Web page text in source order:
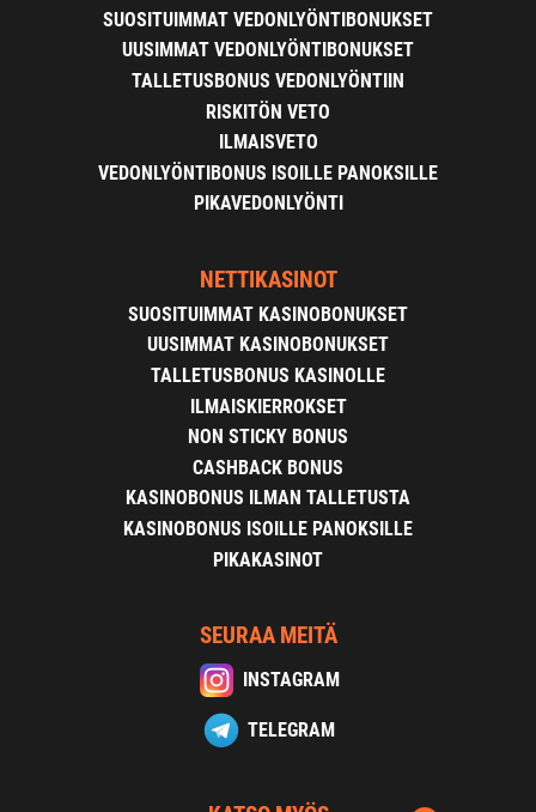
SUOSITUIMMAT VEDONLYÖNTIBONUKSET
UUSIMMAT VEDONLYÖNTIBONUKSET
TALLETUSBONUS VEDONLYÖNTIIN
RISKITÖN VETO
ILMAISVETO
VEDONLYÖNTIBONUS ISOILLE PANOKSILLE
PIKAVEDONLYÖNTI
NETTIKASINOT
SUOSITUIMMAT KASINOBONUKSET
UUSIMMAT KASINOBONUKSET
TALLETUSBONUS KASINOLLE
ILMAISKIERROKSET
NON STICKY BONUS
CASHBACK BONUS
KASINOBONUS ILMAN TALLETUSTA
KASINOBONUS ISOILLE PANOKSILLE
PIKAKASINOT
SEURAA MEITÄ
INSTAGRAM
TELEGRAM